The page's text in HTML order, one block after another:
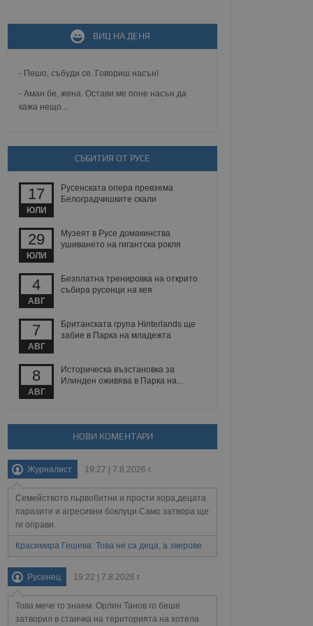
ВИЦ НА ДЕНЯ
- Пешо, събуди се. Говориш насън!
- Аман бе, жена. Остави ме поне насън да
кажа нещо...
СЪБИТИЯ ОТ РУСЕ
17
ЮЛИ
Русенската опера превзема
Белоградчишките скали
29
ЮЛИ
Музеят в Русе домакинства
ушиването на гигантска рокля
4
АВГ
Безплатна тренировка на открито
събира русенци на кея
7
АВГ
Британската група Hinterlands ще
забие в Парка на младежта
8
АВГ
Историческа възстановка за
Илинден оживява в Парка на...
НОВИ КОМЕНТАРИ
Журналист 19:27 | 7.8.2026 г.
Семейството пьрвобитни и прости хора,децата
паразити и агресивни боклуци.Само затвора ще
ги оправи.
Красимира Гешева: Това не са деца, а зверове
Русенец 19:22 | 7.8.2026 г.
Това мече го знаем. Орлин Танов го беше
затворил в стаичка на територията на хотела
зададена от уеб
известно като
при затваряне
за тяхното
между хората
за да се правят
уебсайт.
на
на бисквитките,
съответствие и
и
и предоставя
използва
потребител може
поведение и
на
взаимодействия
и потребителския
събиране на данни
за
се
на тестване.
на посещенията,
били заредени.
опит.
за да се
на
на сайта. Тя
в целия
Описание